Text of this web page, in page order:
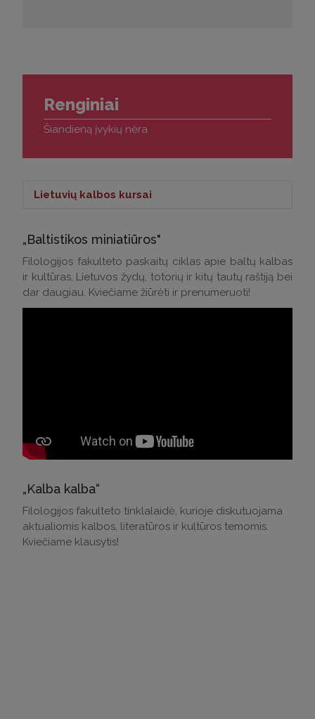
Renginiai
Šiandieną įvykių nėra
Lietuvių kalbos kursai
Lietuvių kalbos kursai >
Kontaktai klausimams:
Tel.: (0 5) 268 7214
El. p.:andrius.apinis@flf.vu.lt
„Baltistikos miniatiūros"
Filologijos fakulteto paskaitų ciklas apie baltų kalbas
ir kultūras, Lietuvos žydų, totorių ir kitų tautų raštiją bei
dar daugiau. Kviečiame žiūrėti ir prenumeruoti!
„Kalba kalba“
Filologijos fakulteto tinklalaidė, kurioje diskutuojama
aktualiomis kalbos, literatūros ir kultūros temomis.
Kviečiame klausytis!